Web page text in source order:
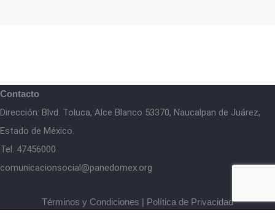
Contacto
Dirección: Blvd. Toluca, Alce Blanco 53370, Naucalpan de Juárez,
Estado de México.
Tel. 47456000
comunicacionsocial@panedomex.org
Términos y Condiciones | Política de Privacidad